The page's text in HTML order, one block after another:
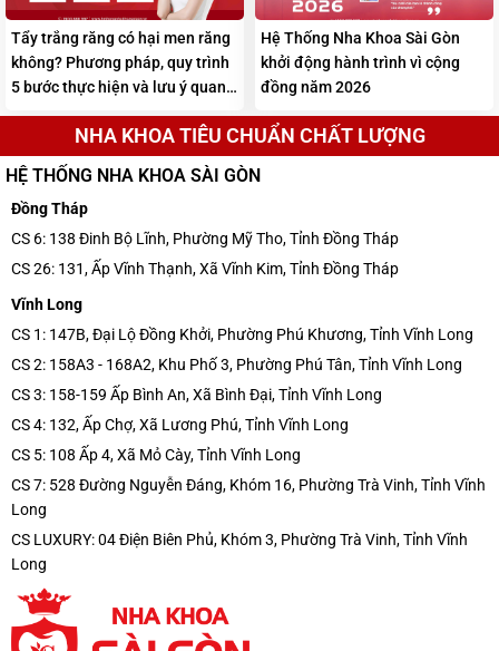
Tẩy trắng răng có hại men răng
không? Phương pháp, quy trình
5 bước thực hiện và lưu ý quan
trọng
Hệ Thống Nha Khoa Sài Gòn
khởi động hành trình vì cộng
đồng năm 2026
NHA KHOA TIÊU CHUẨN CHẤT LƯỢNG
HỆ THỐNG NHA KHOA SÀI GÒN
Đồng Tháp
CS 6: 138 Đinh Bộ Lĩnh, Phường Mỹ Tho, Tỉnh Đồng Tháp
CS 26: 131, Ấp Vĩnh Thạnh, Xã Vĩnh Kim, Tỉnh Đồng Tháp
Vĩnh Long
CS 1: 147B, Đại Lộ Đồng Khởi, Phường Phú Khương, Tỉnh Vĩnh Long
CS 2: 158A3 - 168A2, Khu Phố 3, Phường Phú Tân, Tỉnh Vĩnh Long
CS 3: 158-159 Ấp Bình An, Xã Bình Đại, Tỉnh Vĩnh Long
CS 4: 132, Ấp Chợ, Xã Lương Phú, Tỉnh Vĩnh Long
CS 5: 108 Ấp 4, Xã Mỏ Cày, Tỉnh Vĩnh Long
CS 7: 528 Đường Nguyễn Đáng, Khóm 16, Phường Trà Vinh, Tỉnh Vĩnh
Long
CS LUXURY: 04 Điện Biên Phủ, Khóm 3, Phường Trà Vinh, Tỉnh Vĩnh
Long